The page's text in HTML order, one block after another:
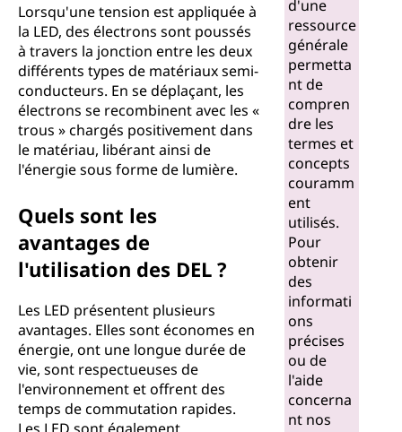
u
m
n
Lorsqu'une tension est appliquée à
la LED, des électrons sont poussés
à travers la jonction entre les deux
différents types de matériaux semi-
conducteurs. En se déplaçant, les
électrons se recombinent avec les «
trous » chargés positivement dans
le matériau, libérant ainsi de
l'énergie sous forme de lumière.
Quels sont les
avantages de
l'utilisation des DEL ?
Les LED présentent plusieurs
avantages. Elles sont économes en
énergie, ont une longue durée de
vie, sont respectueuses de
l'environnement et offrent des
temps de commutation rapides.
d'une
ressource
générale
permetta
nt de
compren
dre les
termes et
concepts
couramm
ent
utilisés.
Pour
obtenir
des
informati
ons
précises
ou de
l'aide
concerna
nt nos